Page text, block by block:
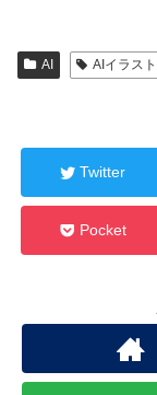
AI AIイラスト
Twitter
Pocket